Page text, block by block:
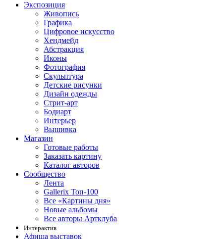
Экспозиция
Живопись
Графика
Цифровое искусство
Хендмейд
Абстракция
Иконы
Фотография
Скульптура
Детские рисунки
Дизайн одежды
Стрит-арт
Бодиарт
Интерьер
Вышивка
Магазин
Готовые работы
Заказать картину
Каталог авторов
Сообщество
Лента
Gallerix Топ-100
Все «Картины дня»
Новые альбомы
Все авторы Артклуба
Интерактив
Афиша выставок